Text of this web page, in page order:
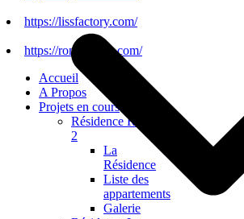
https://lissfactory.com/
https://romototo.it.com/
Accueil
A Propos
Projets en cours
Résidence Régalia
2
La
Résidence
Liste des
appartements
Galerie